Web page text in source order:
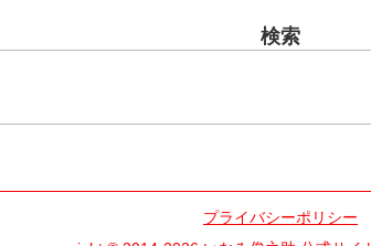
検索
プライバシーポリシー